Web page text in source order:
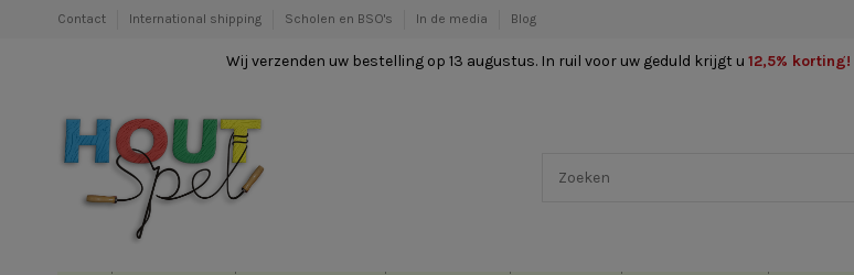
Contact International shipping Scholen en BSO's In de media Blog
Wij verzenden uw bestelling op 13 augustus. In ruil voor uw geduld krijgt u 12,5% korting!